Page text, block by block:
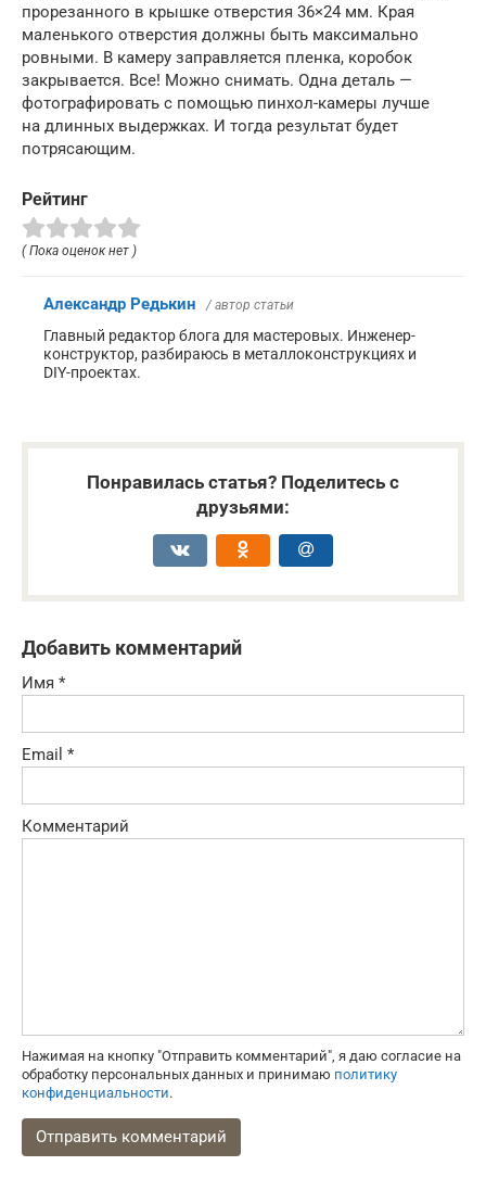
прорезанного в крышке отверстия 36×24 мм. Края
маленького отверстия должны быть максимально
ровными. В камеру заправляется пленка, коробок
закрывается. Все! Можно снимать. Одна деталь —
фотографировать с помощью пинхол-камеры лучше
на длинных выдержках. И тогда результат будет
потрясающим.
Рейтинг
( Пока оценок нет )
Александр Редькин / автор статьи
Главный редактор блога для мастеровых. Инженер-
конструктор, разбираюсь в металлоконструкциях и
DIY-проектах.
Понравилась статья? Поделитесь с
друзьями:
Добавить комментарий
Имя *
Email *
Комментарий
Нажимая на кнопку "Отправить комментарий", я даю согласие на
обработку персональных данных и принимаю политику
конфиденциальности.